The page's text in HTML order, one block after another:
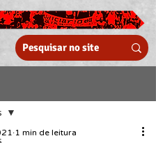
1 min de leitura